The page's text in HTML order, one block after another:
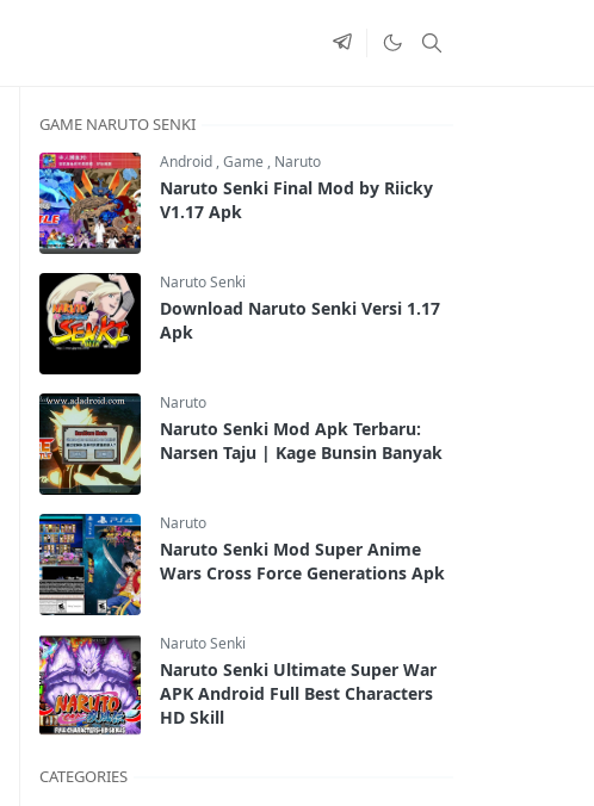
GAME NARUTO SENKI
Android ,Game , Naruto
Naruto Senki Final Mod by Riicky
V1.17 Apk
Naruto Senki
Download Naruto Senki Versi 1.17
Apk
Naruto
Naruto Senki Mod Apk Terbaru:
Narsen Taju | Kage Bunsin Banyak
Naruto
Naruto Senki Mod Super Anime
Wars Cross Force Generations Apk
Naruto Senki
Naruto Senki Ultimate Super War
APK Android Full Best Characters
HD Skill
CATEGORIES